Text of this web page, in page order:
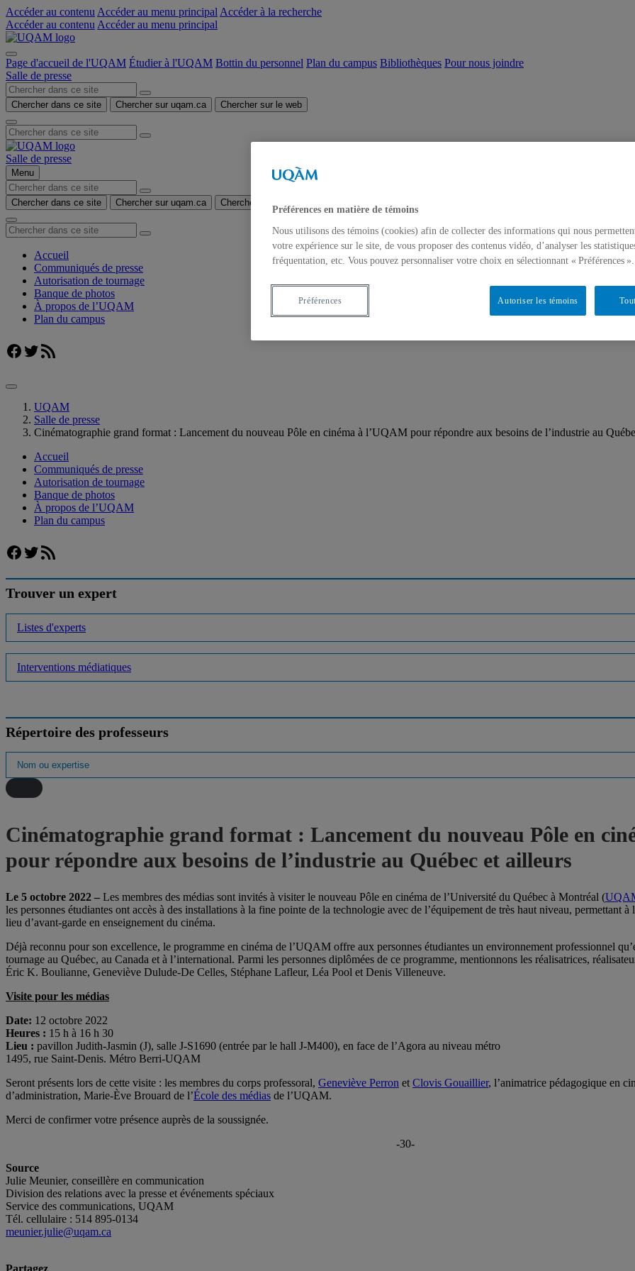
Accéder au contenu Accéder au menu principal Accéder à la recherche
Accéder au contenu Accéder au menu principal
Page d'accueil de l'UQAM Étudier à l'UQAM Bottin du personnel Plan du campus Bibliothèques Pour nous joindre
Salle de presse
Chercher dans ce site Chercher sur uqam.ca Chercher sur le web
Salle de presse
Menu
Chercher dans ce site Chercher sur uqam.ca Chercher sur le web
Accueil
Communiqués de presse
Autorisation de tournage
Banque de photos
À propos de l’UQAM
Plan du campus
Facebook
Twitter
Flux RSS
UQAM
Salle de presse
Cinématographie grand format : Lancement du nouveau Pôle en cinéma à l’UQAM pour répondre aux besoins de l’industrie au
Accueil
Communiqués de presse
Autorisation de tournage
Banque de photos
À propos de l’UQAM
Plan du campus
Facebook
Twitter
Flux RSS
Trouver un expert
Listes d'experts
Interventions médiatiques
Répertoire des professeurs
Cinématographie grand format : Lancement du nouveau Pôle en
pour répondre aux besoins de l’industrie au Québec et ailleurs
Le 5 octobre 2022 – Les membres des médias sont invités à visiter le nouveau Pôle en cinéma de l’Université du Québec à Montréal (
les personnes étudiantes ont accès à des installations à la fine pointe de la technologie avec de l’équipement de très haut niveau, permettant
lieu d’avant-garde en enseignement du cinéma.
Déjà reconnu pour son excellence, le programme en cinéma de l’UQAM offre aux personnes étudiantes un environnement professionnel
tournage au Québec, au Canada et à l’international. Parmi les personnes diplômées de ce programme, mentionnons les réalisatrices,
Éric K. Boulianne, Geneviève Dulude-De Celles, Stéphane Lafleur, Léa Pool et Denis Villeneuve.
Visite pour les médias
Date: 12 octobre 2022
Heures : 15 h à 16 h 30
Lieu : pavillon Judith-Jasmin (J), salle J-S1690 (entrée par le hall J-M400), en face de l’Agora au niveau métro
1495, rue Saint-Denis. Métro Berri-UQAM
Seront présents lors de cette visite : les membres du corps professoral, Geneviève Perron et Clovis Gouaillier, l’animatrice pédagogique en
d’administration, Marie-Ève Brouard de l’École des médias de l’UQAM.
Merci de confirmer votre présence auprès de la soussignée.
-30-
Source
Julie Meunier, conseillère en communication
Division des relations avec la presse et événements spéciaux
Service des communications, UQAM
Tél. cellulaire : 514 895-0134
meunier.julie@uqam.ca
Préférences en matière de témoins
Nous utilisons des témoins (cookies) afin de collecter des informations qui nous
votre expérience sur le site, de vous proposer des contenus vidéo, d’analyser les
fréquentation, etc. Vous pouvez personnaliser votre choix en sélectionnant « Préférences ».
Autoriser les témoins
Préférences